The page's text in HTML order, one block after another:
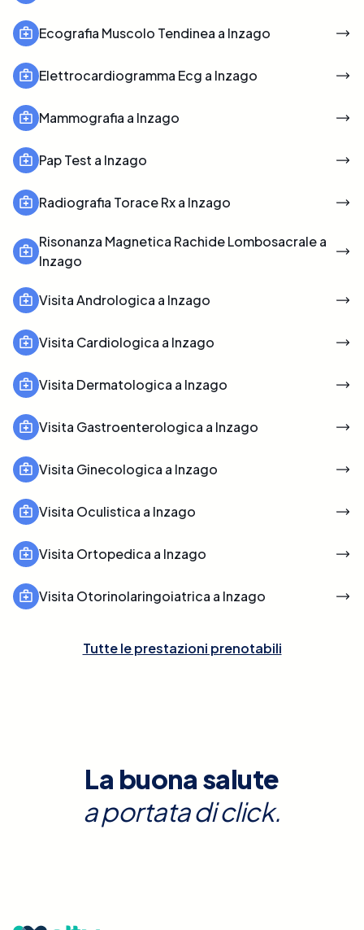
Ecografia Muscolo Tendinea a Inzago
Elettrocardiogramma Ecg a Inzago
Mammografia a Inzago
Pap Test a Inzago
Radiografia Torace Rx a Inzago
Risonanza Magnetica Rachide Lombosacrale a
Inzago
Visita Andrologica a Inzago
Visita Cardiologica a Inzago
Visita Dermatologica a Inzago
Visita Gastroenterologica a Inzago
Visita Ginecologica a Inzago
Visita Oculistica a Inzago
Visita Ortopedica a Inzago
Visita Otorinolaringoiatrica a Inzago
Tutte le prestazioni prenotabili
La buona salute
a portata di click.